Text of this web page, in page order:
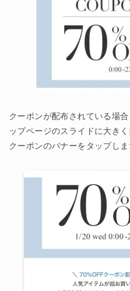
クーポンが配布されている場
ップページのスライドに大きく
クーポンのバナーをタップしま